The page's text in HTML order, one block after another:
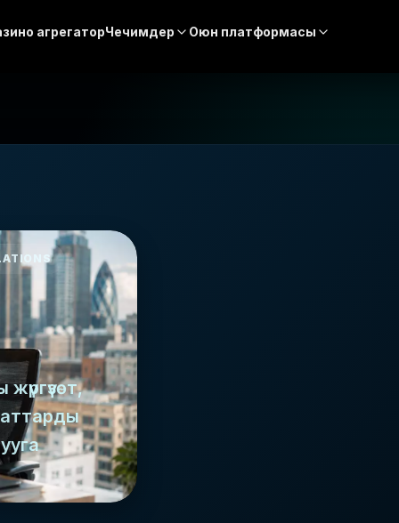
агрегаторЧечимдер Оюн платформасы